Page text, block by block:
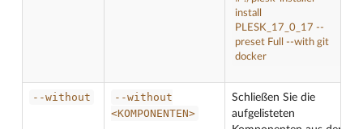
install
PLESK_17_0_17 --
preset Full --with git
docker
--without
--without
<KOMPONENTEN>
Schließen Sie die
aufgelisteten